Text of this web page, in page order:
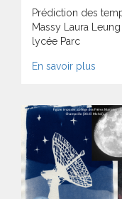
Prédiction des
Massy Laura
lycée Parc
En savoir plus